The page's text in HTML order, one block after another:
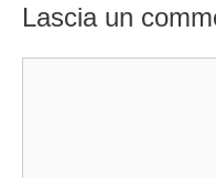
Lascia un